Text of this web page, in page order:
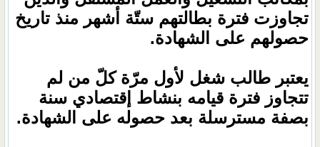
تجاوزت فترة بطالتهم ستّة أشهر منذ تاريخ
حصولهم على الشهادة.
يعتبر طالب شغل لأول مرّة كلّ من لم
تتجاوز فترة قيامه بنشاط إقتصادي سنة
بصفة مسترسلة بعد حصوله على الشهادة.